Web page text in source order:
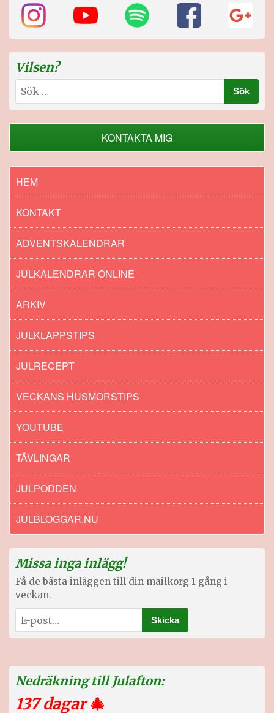
Vilsen?
Sök
efter:
KONTAKTA MIG
HEM
KONTAKT
ADVENTSKALENDRAR
JULKALENDRAR ONLINE
ARKIV
JULKLAPPSTIPS
JULRECEPT
VECKANS HUSMORSTIPS
YOUTUBE
TÄVLINGAR
JULPODDEN
JULBLOGGAR.NU
Missa inga inlägg!
Få de bästa inläggen till din mailkorg 1 gång i
veckan.
Nedräkning till Julafton:
137 dagar🎄